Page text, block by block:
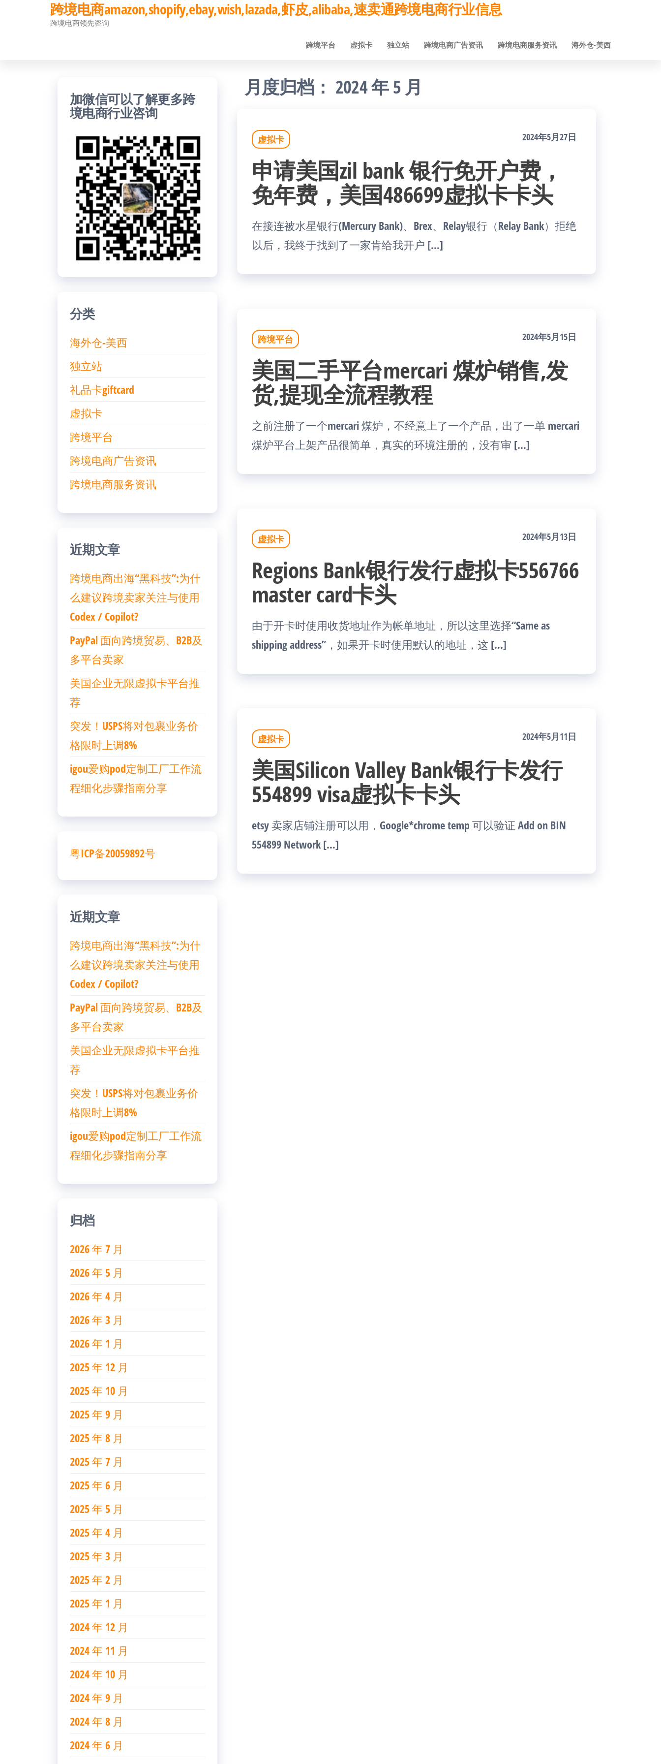
跨境电商amazon,shopify,ebay,wish,lazada,虾皮,alibaba,速卖通跨境电商行业信息
跨境电商领先咨询
跨境平台 虚拟卡 独立站 跨境电商广告资讯 跨境电商服务资讯 海外仓-美西
月度归档： 2024 年 5 月
虚拟卡 2024年5月27日
申请美国zil bank 银行免开户费，
免年费，美国486699虚拟卡卡头
在接连被水星银行(Mercury Bank)、Brex、Relay银行（Relay Bank）拒绝
以后，我终于找到了一家肯给我开户 […]
跨境平台 2024年5月15日
美国二手平台mercari 煤炉销售,发
货,提现全流程教程
之前注册了一个mercari 煤炉，不经意上了一个产品，出了一单 mercari
煤炉平台上架产品很简单，真实的环境注册的，没有审 […]
虚拟卡 2024年5月13日
Regions Bank银行发行虚拟卡556766
master card卡头
由于开卡时使用收货地址作为帐单地址，所以这里选择“Same as
shipping address”，如果开卡时使用默认的地址，这 […]
虚拟卡 2024年5月11日
美国Silicon Valley Bank银行卡发行
554899 visa虚拟卡卡头
etsy 卖家店铺注册可以用，Google*chrome temp 可以验证 Add on BIN
554899 Network […]
加微信可以了解更多跨
境电商行业咨询
分类
海外仓-美西
独立站
礼品卡giftcard
虚拟卡
跨境平台
跨境电商广告资讯
跨境电商服务资讯
近期文章
跨境电商出海“黑科技”:为什
么建议跨境卖家关注与使用
Codex / Copilot?
PayPal 面向跨境贸易、B2B及
多平台卖家
美国企业无限虚拟卡平台推
荐
突发！USPS将对包裹业务价
格限时上调8%
igou爱购pod定制工厂工作流
程细化步骤指南分享
粤ICP备20059892号
近期文章
跨境电商出海“黑科技”:为什
么建议跨境卖家关注与使用
Codex / Copilot?
PayPal 面向跨境贸易、B2B及
多平台卖家
美国企业无限虚拟卡平台推
荐
突发！USPS将对包裹业务价
格限时上调8%
igou爱购pod定制工厂工作流
程细化步骤指南分享
归档
2026 年 7 月
2026 年 5 月
2026 年 4 月
2026 年 3 月
2026 年 1 月
2025 年 12 月
2025 年 10 月
2025 年 9 月
2025 年 8 月
2025 年 7 月
2025 年 6 月
2025 年 5 月
2025 年 4 月
2025 年 3 月
2025 年 2 月
2025 年 1 月
2024 年 12 月
2024 年 11 月
2024 年 10 月
2024 年 9 月
2024 年 8 月
2024 年 6 月